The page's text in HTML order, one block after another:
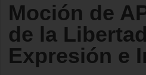
Moción de
de la
Expresión e